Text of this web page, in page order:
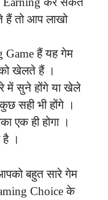
तो आप लाखो
Game हैं यह गेम
खेलते हैं ।
में सुने होंगे या खेले
सही भी होंगे ।
एक ही होगा ।
है ।
बहुत सारे गेम
Choice के